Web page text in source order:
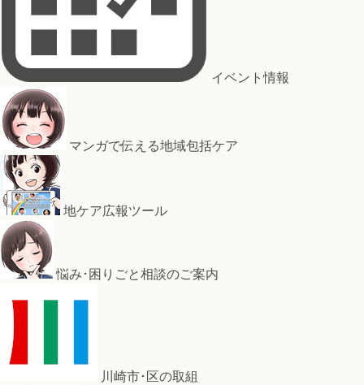
イベント情報
マンガで伝える地域包括ケア
地ケア広報ツール
悩み･困りごと相談のご案内
川崎市･区の取組